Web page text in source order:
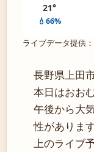
21°
💧66%
ライブデータ提供：
長野県上田
本日はおお
午後から大
性があります
上のライブ